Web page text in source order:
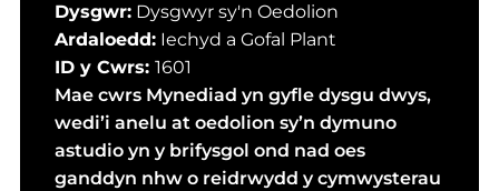
Dysgwr: Dysgwyr sy'n Oedolion
Ardaloedd: Iechyd a Gofal Plant
ID y Cwrs: 1601
Mae cwrs Mynediad yn gyfle dysgu dwys,
wedi’i anelu at oedolion sy’n dymuno
astudio yn y brifysgol ond nad oes
ganddyn nhw o reidrwydd y cymwysterau